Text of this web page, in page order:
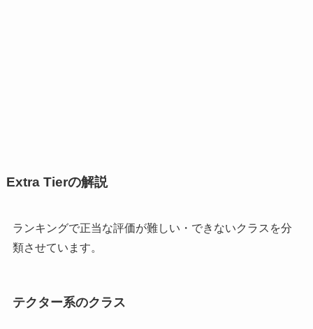
Extra Tierの解説
ランキングで正当な評価が難しい・できないクラスを分
類させています。
テクター系のクラス